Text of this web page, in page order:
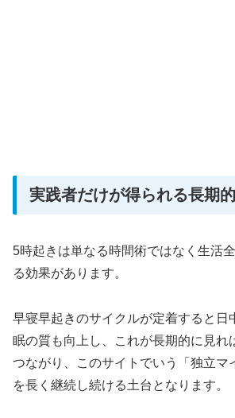
実践者だけが得られる長期
5時起きは単なる時間術ではなく生活
る効果があります。
早寝早起きのサイクルが定着すると日
眠の質も向上し、これが長期的に見れ
つながり、このサイトでいう「独立マ
を長く継続し続ける土台となります。